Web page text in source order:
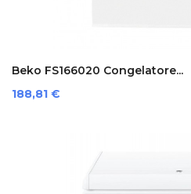
Beko FS166020 Congelatore...
Prezzo
188,81 €